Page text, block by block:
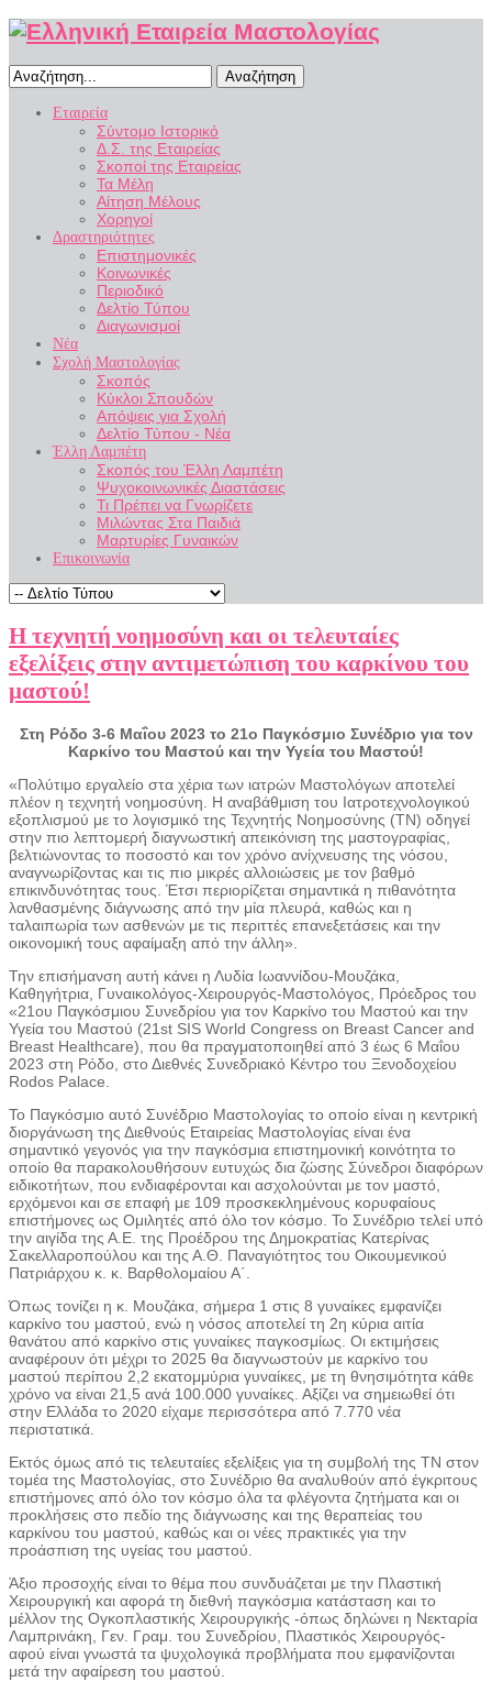
Αναζήτηση
Εταιρεία
Σύντομο Ιστορικό
Δ.Σ. της Εταιρείας
Σκοποί της Εταιρείας
Τα Μέλη
Αίτηση Μέλους
Χορηγοί
Δραστηριότητες
Επιστημονικές
Κοινωνικές
Περιοδικό
Δελτίο Τύπου
Διαγωνισμοί
Νέα
Σχολή Μαστολογίας
Σκοπός
Κύκλοι Σπουδών
Απόψεις για Σχολή
Δελτίο Τύπου - Νέα
Έλλη Λαμπέτη
Σκοπός του Έλλη Λαμπέτη
Ψυχοκοινωνικές Διαστάσεις
Τι Πρέπει να Γνωρίζετε
Μιλώντας Στα Παιδιά
Μαρτυρίες Γυναικών
Επικοινωνία
Η τεχνητή νοημοσύνη και οι τελευταίες
εξελίξεις στην αντιμετώπιση του καρκίνου του
μαστού!
Στη Ρόδο 3-6 Μαΐου 2023 το 21ο Παγκόσμιο Συνέδριο για τον
Καρκίνο του Mαστού και την Υγεία του Μαστού!
«Πολύτιμο εργαλείο στα χέρια των ιατρών Μαστολόγων αποτελεί
πλέον η τεχνητή νοημοσύνη. Η αναβάθμιση του Ιατροτεχνολογικού
εξοπλισμού με το λογισμικό της Τεχνητής Νοημοσύνης (ΤΝ) οδηγεί
στην πιο λεπτομερή διαγνωστική απεικόνιση της μαστογραφίας,
βελτιώνοντας το ποσοστό και τον χρόνο ανίχνευσης της νόσου,
αναγνωρίζοντας και τις πιο μικρές αλλοιώσεις με τον βαθμό
επικινδυνότητας τους. Έτσι περιορίζεται σημαντικά η πιθανότητα
λανθασμένης διάγνωσης από την μία πλευρά, καθώς και η
ταλαιπωρία των ασθενών με τις περιττές επανεξετάσεις και την
οικονομική τους αφαίμαξη από την άλλη».
Την επισήμανση αυτή κάνει η Λυδία Ιωαννίδου-Μουζάκα,
Καθηγήτρια, Γυναικολόγος-Χειρουργός-Μαστολόγος, Πρόεδρος του
«21ου Παγκόσμιου Συνεδρίου για τον Καρκίνο του Mαστού και την
Υγεία του Μαστού (21st SIS World Congress on Breast Cancer and
Breast Healthcare), που θα πραγματοποιηθεί από 3 έως 6 Μαΐου
2023 στη Ρόδο, στο Διεθνές Συνεδριακό Κέντρο του Ξενοδοχείου
Rodos Palace.
Το Παγκόσμιο αυτό Συνέδριο Μαστολογίας το οποίο είναι η κεντρική
διοργάνωση της Διεθνούς Εταιρείας Μαστολογίας είναι ένα
σημαντικό γεγονός για την παγκόσμια επιστημονική κοινότητα το
οποίο θα παρακολουθήσουν ευτυχώς δια ζώσης Σύνεδροι διαφόρων
ειδικοτήτων, που ενδιαφέρονται και ασχολούνται με τον μαστό,
ερχόμενοι και σε επαφή με 109 προσκεκλημένους κορυφαίους
επιστήμονες ως Ομιλητές από όλο τον κόσμο. Το Συνέδριο τελεί υπό
την αιγίδα της Α.Ε. της Προέδρου της Δημοκρατίας Κατερίνας
Σακελλαροπούλου και της Α.Θ. Παναγιότητος του Οικουμενικού
Πατριάρχου κ. κ. Βαρθολομαίου Α΄.
Όπως τονίζει η κ. Μουζάκα, σήμερα 1 στις 8 γυναίκες εμφανίζει
καρκίνο του μαστού, ενώ η νόσος αποτελεί τη 2η κύρια αιτία
θανάτου από καρκίνο στις γυναίκες παγκοσμίως. Οι εκτιμήσεις
αναφέρουν ότι μέχρι το 2025 θα διαγνωστούν με καρκίνο του
μαστού περίπου 2,2 εκατομμύρια γυναίκες, με τη θνησιμότητα κάθε
χρόνο να είναι 21,5 ανά 100.000 γυναίκες. Αξίζει να σημειωθεί ότι
στην Ελλάδα το 2020 είχαμε περισσότερα από 7.770 νέα
περιστατικά.
Εκτός όμως από τις τελευταίες εξελίξεις για τη συμβολή της ΤΝ στον
τομέα της Μαστολογίας, στο Συνέδριο θα αναλυθούν από έγκριτους
επιστήμονες από όλο τον κόσμο όλα τα φλέγοντα ζητήματα και οι
προκλήσεις στο πεδίο της διάγνωσης και της θεραπείας του
καρκίνου του μαστού, καθώς και οι νέες πρακτικές για την
προάσπιση της υγείας του μαστού.
Άξιο προσοχής είναι το θέμα που συνδυάζεται με την Πλαστική
Χειρουργική και αφορά τη διεθνή παγκόσμια κατάσταση και το
μέλλον της Ογκοπλαστικής Χειρουργικής -όπως δηλώνει η Νεκταρία
Λαμπρινάκη, Γεν. Γραμ. του Συνεδρίου, Πλαστικός Χειρουργός-
αφού είναι γνωστά τα ψυχολογικά προβλήματα που εμφανίζονται
μετά την αφαίρεση του μαστού.